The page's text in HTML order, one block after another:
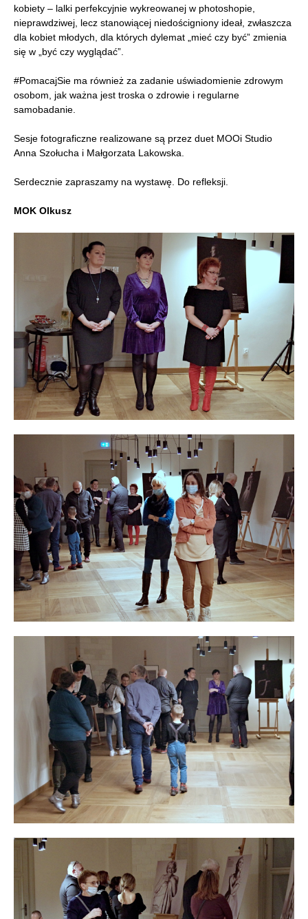
kobiety – lalki perfekcyjnie wykreowanej w photoshopie,
nieprawdziwej, lecz stanowiącej niedościgniony ideał, zwłaszcza
dla kobiet młodych, dla których dylemat „mieć czy być” zmienia
się w „być czy wyglądać”.
#PomacajSie ma również za zadanie uświadomienie zdrowym
osobom, jak ważna jest troska o zdrowie i regularne
samobadanie.
Sesje fotograficzne realizowane są przez duet MOOi Studio
Anna Szołucha i Małgorzata Lakowska.
Serdecznie zapraszamy na wystawę. Do refleksji.
MOK Olkusz